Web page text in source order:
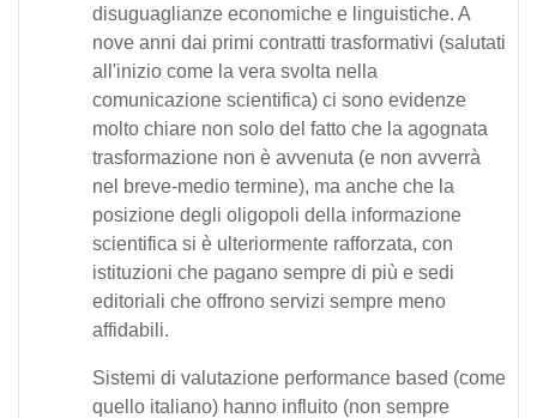
disuguaglianze economiche e linguistiche. A
nove anni dai primi contratti trasformativi (salutati
all'inizio come la vera svolta nella
comunicazione scientifica) ci sono evidenze
molto chiare non solo del fatto che la agognata
trasformazione non è avvenuta (e non avverrà
nel breve-medio termine), ma anche che la
posizione degli oligopoli della informazione
scientifica si è ulteriormente rafforzata, con
istituzioni che pagano sempre di più e sedi
editoriali che offrono servizi sempre meno
affidabili.
Sistemi di valutazione performance based (come
quello italiano) hanno influito (non sempre